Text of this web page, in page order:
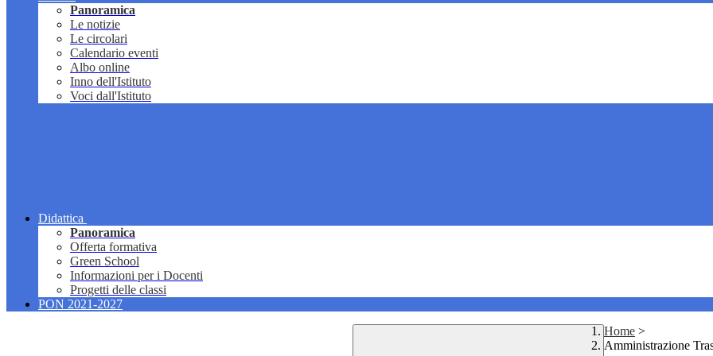
Panoramica
Le notizie
Le circolari
Calendario eventi
Albo online
Inno dell'Istituto
Voci dall'Istituto
Didattica
Panoramica
Offerta formativa
Green School
Informazioni per i Docenti
Progetti delle classi
PON 2021-2027
Home >
Amministrazione